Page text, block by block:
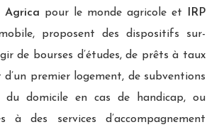
Agrica pour le monde agricole et
IRP
proposent des dispositifs sur-
de bourses d’études, de prêts à taux
premier logement, de subventions
du domicile en cas de handicap, ou
à des services d’accompagnement